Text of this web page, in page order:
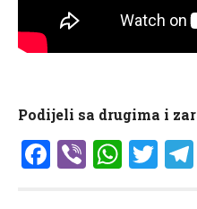
Podijeli sa drugima i
Facebook
Viber